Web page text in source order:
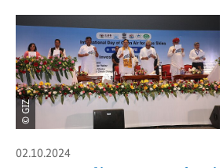
© GIZ
02.10.2024